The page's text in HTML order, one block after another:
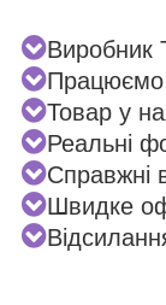
Виробник
Працюємо
Товар у
Реальні
Справжні
Швидке